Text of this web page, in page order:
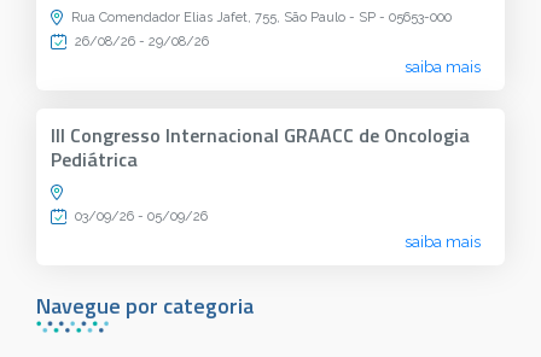
Navegue por categoria
Rua Comendador Elias Jafet, 755, São Paulo - SP - 05653-000
26/08/26 - 29/08/26
saiba mais
III Congresso Internacional GRAACC de Oncologia
Pediátrica
03/09/26 - 05/09/26
saiba mais